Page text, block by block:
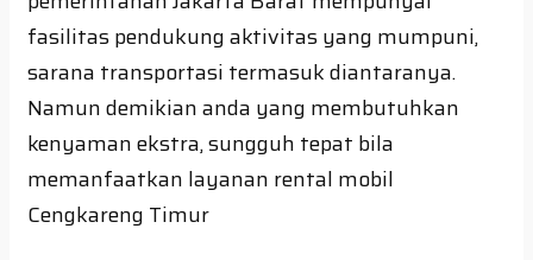
fasilitas pendukung aktivitas yang mumpuni,
sarana transportasi termasuk diantaranya.
Namun demikian anda yang membutuhkan
kenyaman ekstra, sungguh tepat bila
memanfaatkan layanan rental mobil
Cengkareng Timur